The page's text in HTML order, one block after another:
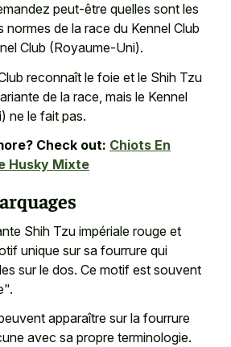
peut-être quelles sont les
de la race du Kennel Club
Club (Royaume-Uni).
reconnaît le foie et le Shih Tzu
de la race, mais le Kennel
ne le fait pas.
Check out: Chiots En
Husky Mixte
Shih Tzu impériale rouge et
unique sur sa fourrure qui
sur le dos. Ce motif est souvent
apparaître sur la fourrure
avec sa propre terminologie.